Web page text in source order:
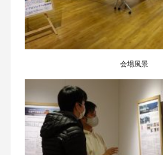
会場風景